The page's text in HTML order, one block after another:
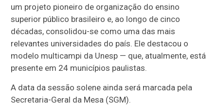
um projeto pioneiro de organização do ensino
superior público brasileiro e, ao longo de cinco
décadas, consolidou-se como uma das mais
relevantes universidades do país. Ele destacou o
modelo multicampi da Unesp — que, atualmente, está
presente em 24 municípios paulistas.
A data da sessão solene ainda será marcada pela
Secretaria-Geral da Mesa (SGM).